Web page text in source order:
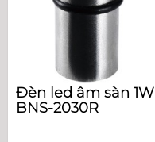
Đèn led âm sàn 1W
BNS-2030R